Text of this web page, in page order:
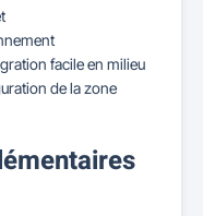
facile en milieu
de la zone